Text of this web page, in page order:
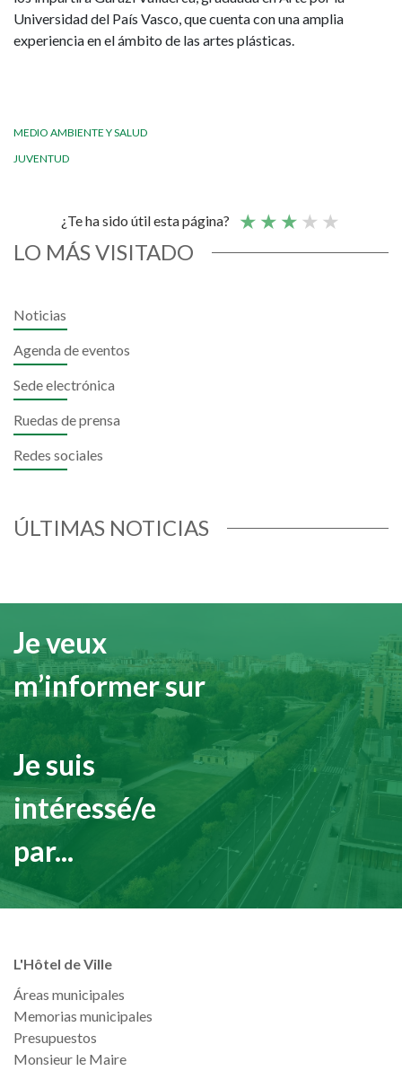
Universidad del País Vasco, que cuenta con una amplia
experiencia en el ámbito de las artes plásticas.
MEDIO AMBIENTE Y SALUD
JUVENTUD
¿Te ha sido útil esta página?
LO MÁS VISITADO
Noticias
Agenda de eventos
Sede electrónica
Ruedas de prensa
Redes sociales
ÚLTIMAS NOTICIAS
Je veux
m’informer sur
Je suis
intéressé/e
par...
L'Hôtel de Ville
Áreas municipales
Memorias municipales
Presupuestos
Monsieur le Maire